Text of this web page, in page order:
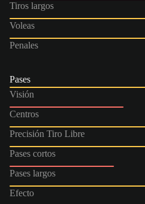
Tiros largos
Voleas
Penales
Pases
Visión
Centros
Precisión Tiro Libre
Pases cortos
Pases largos
Efecto